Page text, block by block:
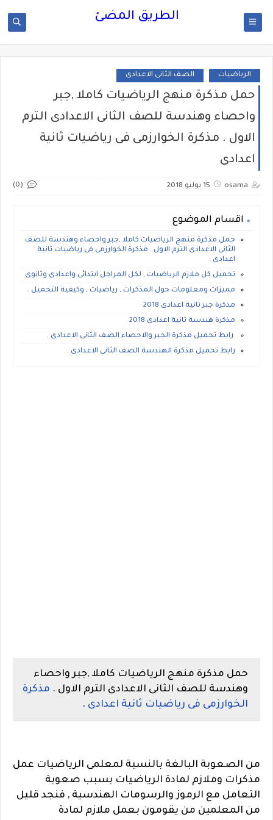
الطريق المضئ
الرياضيات الصف الثانى الاعدادى
حمل مذكرة منهج الرياضيات كاملا ,جبر
واحصاء وهندسة للصف الثانى الاعدادى الترم
الاول . مذكرة الخوارزمى فى رياضيات ثانية
اعدادى
osama 15 يوليو 2018 (0)
اقسام الموضوع
حمل مذكرة منهج الرياضيات كاملا ,جبر واحصاء وهندسة للصف
الثانى الاعدادى الترم الاول . مذكرة الخوارزمى فى رياضيات ثانية
اعدادى .
تحميل كل ملازم الرياضيات , لكل المراحل ابتدائى واعدادى وثانوى
مميزات ومعلومات حول المذكرات , رياضيات , وكيفية التحميل .
مذكرة جبر ثانية اعدادى 2018
مذكرة هندسة ثانية اعدادى 2018
رابط تحميل مذكرة الجبر والاحصاء الصف الثانى الاعدادى .
رابط تحميل مذكرة الهندسة الصف الثانى الاعدادى .
حمل مذكرة منهج الرياضيات كاملا ,جبر واحصاء
وهندسة للصف الثانى الاعدادى الترم الاول . مذكرة
الخوارزمى فى رياضيات ثانية اعدادى .
من الصعوبة البالغة بالنسبة لمعلمى الرياضيات عمل
مذكرات وملازم لمادة الرياضيات بسبب صعوبة
التعامل مع الرموز والرسومات الهندسية , فنجد قليل
من المعلمين من يقومون بعمل ملازم لمادة